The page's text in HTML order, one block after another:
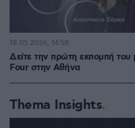
Δείτε την πρώτη εκπομπή
Four στην Αθήνα
18.05.2026, 14:58
Thema Insights